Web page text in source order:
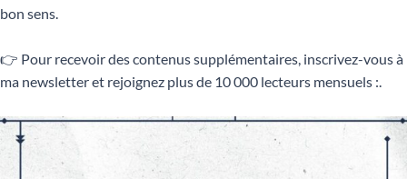
bon sens.
👉 Pour recevoir des contenus supplémentaires, inscrivez-vous à
ma newsletter et rejoignez plus de 10 000 lecteurs mensuels :.